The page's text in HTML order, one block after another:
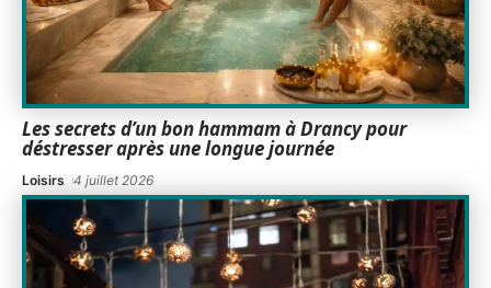
Les secrets d’un bon hammam à Drancy pour
déstresser après une longue journée
Loisirs 4 juillet 2026